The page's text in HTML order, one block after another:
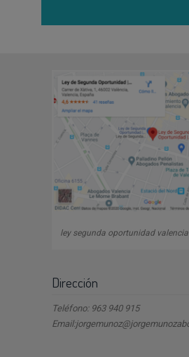
ley segunda oportunidad valencia
Dirección
Teléfono: 963 940 915